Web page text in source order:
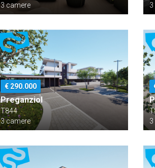
3 camere
3
€ 290.000
Preganziol
T844
3 camere